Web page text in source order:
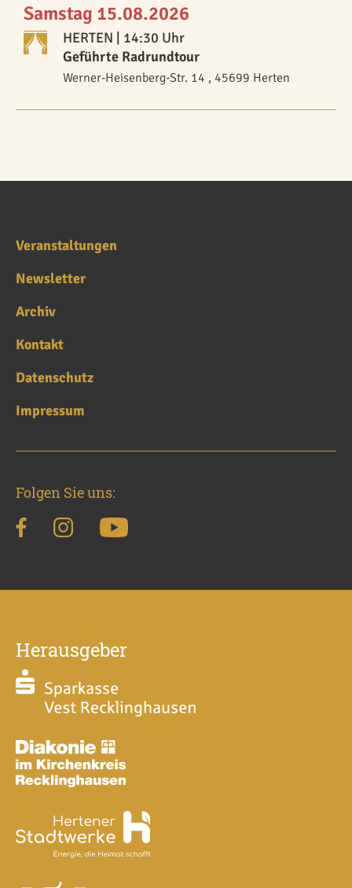
Samstag 15.08.2026
HERTEN | 14:30 Uhr
Geführte Radrundtour
Werner-Heisenberg-Str. 14 , 45699 Herten
Veranstaltungen
Newsletter
Archiv
Kontakt
Datenschutz
Impressum
Folgen Sie uns:
Herausgeber